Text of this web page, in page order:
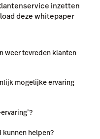
inzetten
deze whitepaper
weer tevreden klanten
mogelijke ervaring
helpen?